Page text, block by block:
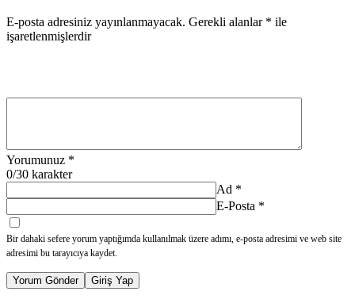
E-posta adresiniz yayınlanmayacak. Gerekli alanlar * ile
işaretlenmişlerdir
Yorumunuz *
0/30 karakter
Ad *
E-Posta *
Bir dahaki sefere yorum yaptığımda kullanılmak üzere adımı, e-posta adresimi ve web site
adresimi bu tarayıcıya kaydet.
Yorum Gönder Giriş Yap